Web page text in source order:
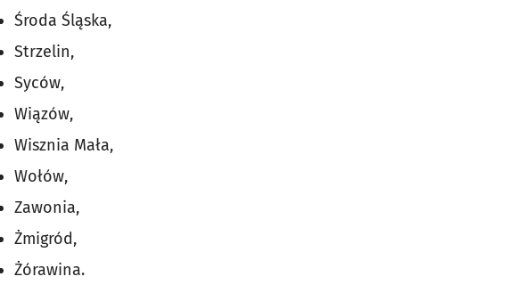
Środa Śląska,
Strzelin,
Syców,
Wiązów,
Wisznia Mała,
Wołów,
Zawonia,
Żmigród,
Żórawina.